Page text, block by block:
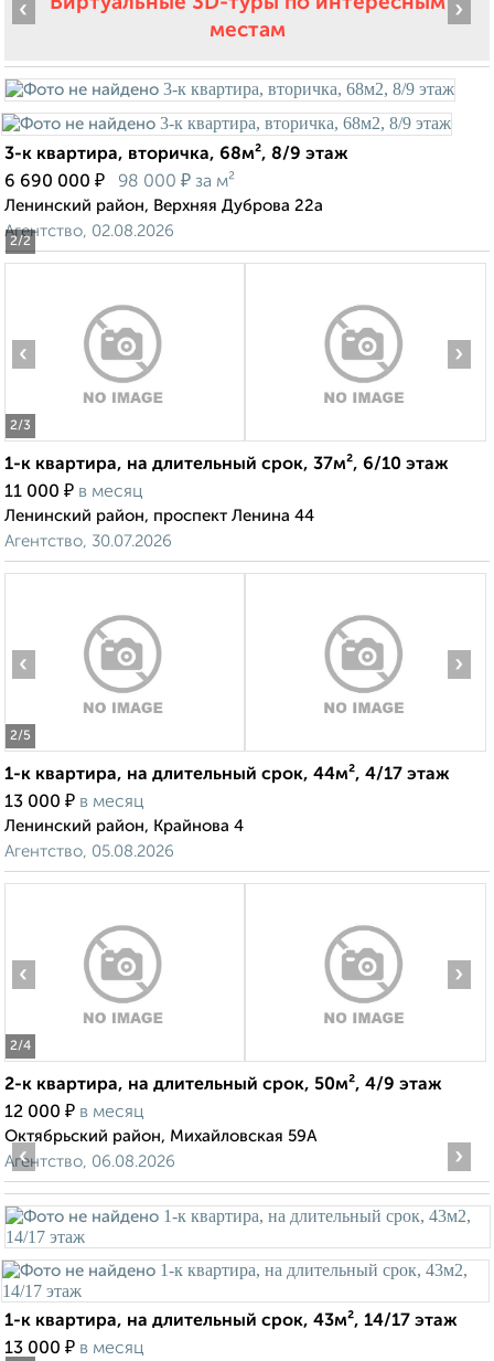
местам
2/2
‹ ›
3-к квартира, вторичка, 68м², 8/9 этаж
6 690 000 ₽ 98 000 ₽ за м²
Ленинский район, Верхняя Дуброва 22а
Агентство, 02.08.2026
2/3
‹ ›
1-к квартира, на длительный срок, 37м², 6/10 этаж
11 000 ₽ в месяц
Ленинский район, проспект Ленина 44
Агентство, 30.07.2026
2/5
‹ ›
1-к квартира, на длительный срок, 44м², 4/17 этаж
13 000 ₽ в месяц
Ленинский район, Крайнова 4
Агентство, 05.08.2026
2/4
‹ ›
2-к квартира, на длительный срок, 50м², 4/9 этаж
12 000 ₽ в месяц
Октябрьский район, Михайловская 59А
Агентство, 06.08.2026
‹ ›
1-к квартира, на длительный срок, 43м², 14/17 этаж
13 000 ₽ в месяц